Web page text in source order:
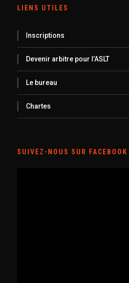
LIENS UTILES
Inscriptions
Devenir arbitre pour l’ASLT
Le bureau
Chartes
SUIVEZ-NOUS SUR FACEBOOK